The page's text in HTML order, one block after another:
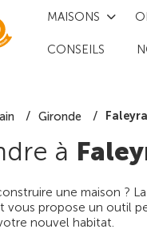
MAISONS
CONSEILS
Gironde
à
une maison ?
vous propose un outil
nouvel habitat.